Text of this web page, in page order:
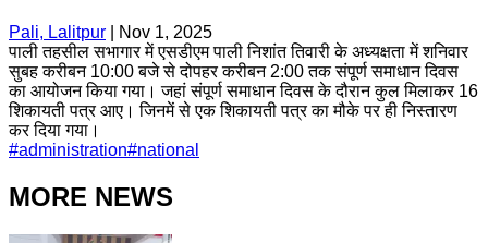
Pali, Lalitpur
Nov 1, 2025
पाली तहसील सभागार में एसडीएम पाली निशांत तिवारी के अध्यक्षता में शनिवार
सुबह करीबन 10:00 बजे से दोपहर करीबन 2:00 तक संपूर्ण समाधान दिवस
का आयोजन किया गया। जहां संपूर्ण समाधान दिवस के दौरान कुल मिलाकर 16
शिकायती पत्र आए। जिनमें से एक शिकायती पत्र का मौके पर ही निस्तारण
कर दिया गया।
#administration#national
MORE NEWS